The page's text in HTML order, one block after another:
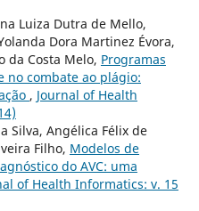
Luiza Dutra de Mello,
Dora Martinez Évora,
da Costa Melo, Programas
no combate ao plágio:
, Journal of Health
Silva, Angélica Félix de
Filho, Modelos de
do AVC: uma
of Health Informatics: v. 15